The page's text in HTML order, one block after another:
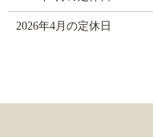
2026年4月の定休日